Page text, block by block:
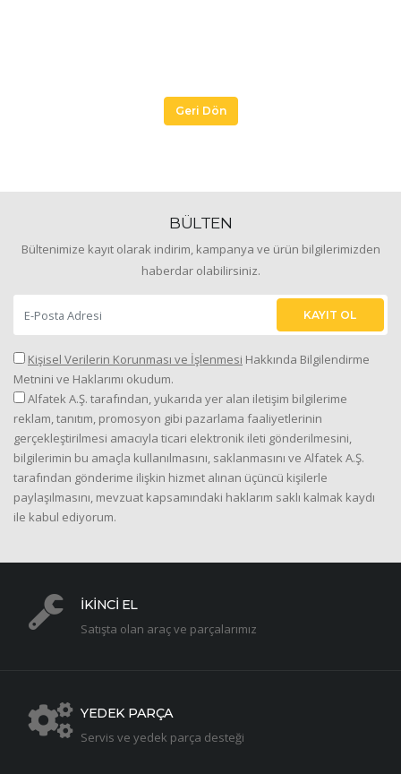
Geri Dön
BÜLTEN
Bültenimize kayıt olarak indirim, kampanya ve ürün bilgilerimizden
haberdar olabilirsiniz.
KAYIT OL
Kişisel Verilerin Korunması ve İşlenmesi Hakkında Bilgilendirme
Metnini ve Haklarımı okudum.
Alfatek A.Ş. tarafından, yukarıda yer alan iletişim bilgilerime
reklam, tanıtım, promosyon gibi pazarlama faaliyetlerinin
gerçekleştirilmesi amacıyla ticari elektronik ileti gönderilmesini,
bilgilerimin bu amaçla kullanılmasını, saklanmasını ve Alfatek A.Ş.
tarafından gönderime ilişkin hizmet alınan üçüncü kişilerle
paylaşılmasını, mevzuat kapsamındaki haklarım saklı kalmak kaydı
ile kabul ediyorum.
İKİNCİ EL
Satışta olan araç ve parçalarımız
YEDEK PARÇA
Servis ve yedek parça desteği